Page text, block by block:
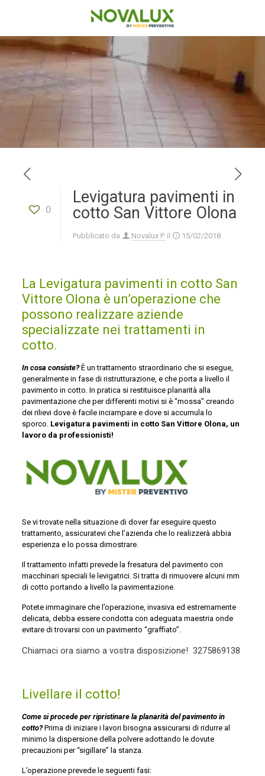
0
Levigatura pavimenti in
cotto San Vittore Olona
Pubblicato da Novalux P. il 15/02/2018
La Levigatura pavimenti in cotto San
Vittore Olona è un’operazione che
possono realizzare aziende
specializzate nei trattamenti in
cotto.
In cosa consiste?È un trattamento straordinario che si esegue,
generalmente in fase di ristrutturazione, e che porta a livello il
pavimento in cotto. In pratica si restituisce planarità alla
pavimentazione che per differenti motivi si è “mossa” creando
dei rilievi dove è facile inciampare e dove si accumula lo
sporco. Levigatura pavimenti in cotto San Vittore Olona, un
lavoro da professionisti!
Se vi trovate nella situazione di dover far eseguire questo
trattamento, assicuratevi che l’azienda che lo realizzerà abbia
esperienza e lo possa dimostrare.
Il trattamento infatti prevede la fresatura del pavimento con
macchinari speciali le levigatrici. Si tratta di rimuovere alcuni mm
di cotto portando a livello la pavimentazione.
Potete immaginare che l’operazione, invasiva ed estremamente
delicata, debba essere condotta con adeguata maestria onde
evitare di trovarsi con un pavimento “graffiato”.
Chiamaci ora siamo a vostra disposizione! 3275869138
Livellare il cotto!
Come si procede per ripristinare la planarità del pavimento in
cotto?Prima di iniziare i lavori bisogna assicurarsi di ridurre al
minimo la dispersione della polvere adottando le dovute
precauzioni per “sigillare” la stanza.
L’operazione prevede le seguenti fasi: